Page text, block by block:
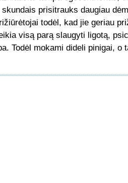
prisitrauks daugiau
todėl, kad jie geriau
visą parą slaugyti ligotą,
Todėl mokami dideli pinigai,